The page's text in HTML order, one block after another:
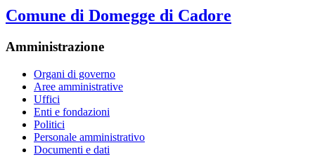
Comune di Domegge di Cadore
Amministrazione
Organi di governo
Aree amministrative
Uffici
Enti e fondazioni
Politici
Personale amministrativo
Documenti e dati